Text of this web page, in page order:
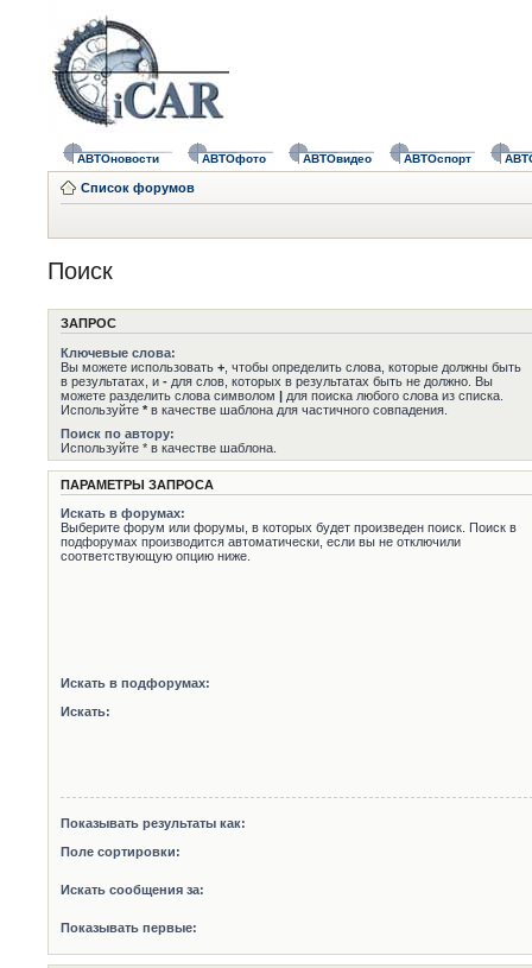
АВТОновости АВТОфото АВТОвидео АВТОспорт
Список форумов
Поиск
ЗАПРОС
Ключевые слова:
Вы можете использовать + , чтобы определить слова, которые должны быть
в результатах, и - для слов, которых в результатах быть не должно. Вы
можете разделить слова символом | для поиска любого слова из списка.
Используйте * в качестве шаблона для частичного совпадения.
Поиск по автору:
Используйте * в качестве шаблона.
ПАРАМЕТРЫ ЗАПРОСА
Искать в форумах:
Выберите форум или форумы, в которых будет произведен поиск. Поиск в
подфорумах производится автоматически, если вы не отключили
соответствующую опцию ниже.
Искать в подфорумах:
Искать:
Показывать результаты как:
Поле сортировки:
Искать сообщения за:
Показывать первые: